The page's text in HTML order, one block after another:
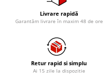
Recuperatoare de ulei
Scule Ajutatoare
Scule De Mana si Unelte
Aparate de nituit si capsat
Burghie
Livrare rapidă
Garantăm livrare în maxim 48 de ore
Retur rapid si simplu
Ai 15 zile la dispozitie